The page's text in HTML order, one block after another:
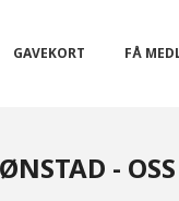
GAVEKORT FÅ
-